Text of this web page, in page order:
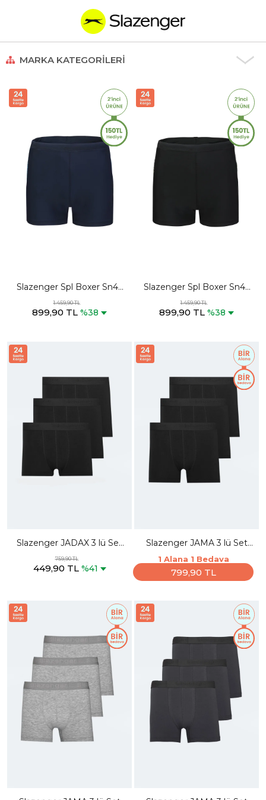
MARKA KATEGORILERI
Slazenger Spl Boxer Sn43
Erkek Koyu Mavi / Turkuaz
Boxer
1.459,90 TL
899,90 TL %38
Slazenger Spl Boxer Sn43
Erkek Siyah / Yeşil Boxer
1.459,90 TL
899,90 TL %38
Slazenger JADAX 3 lü Set
Erkek Siyah Boxer
759,90 TL
449,90 TL %41
Slazenger JAMA 3 lü Set
Erkek Siyah Boxer
1 Alana 1 Bedava
799,90 TL